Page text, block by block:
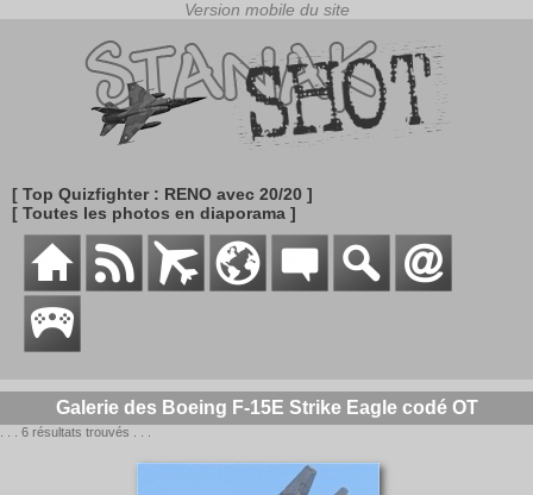
[ Top Quizfighter : RENO avec 20/20 ]
[ Toutes les photos en diaporama ]
Galerie des Boeing F-15E Strike Eagle codé OT
. . . 6 résultats trouvés . . .